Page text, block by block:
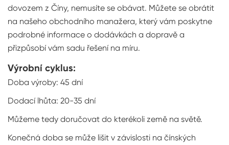
dovozem z Číny, nemusíte se obávat. Můžete se obrátit
na našeho obchodního manažera, který vám poskytne
podrobné informace o dodávkách a dopravě a
přizpůsobí vám sadu řešení na míru.
Výrobní cyklus:
Doba výroby: 45 dní
Dodací lhůta: 20-35 dní
Můžeme tedy doručovat do kterékoli země na světě.
Konečná doba se může lišit v závislosti na čínských